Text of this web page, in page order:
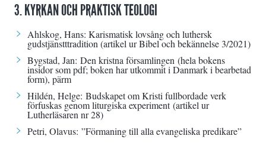
3. KYRKAN OCH PRAKTISK TEOLOGI
Ahlskog, Hans: Karismatisk lovsång och luthersk
gudstjänstttradition(artikel ur Bibel och bekännelse 3/2021)
Bygstad, Jan: Den kristna församlingen (hela bokens
insidor som pdf; boken har utkommit i Danmark i bearbetad
form), pärm
Hildén, Helge: Budskapet om Kristi fullbordade verk
förfuskas genom liturgiska experiment(artikel ur
Lutherläsaren nr 28)
Petri, Olavus: ”Förmaning till alla evangeliska predikare”